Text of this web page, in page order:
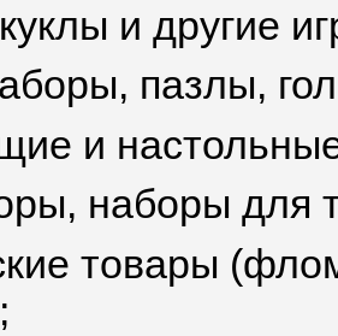
и другие
пазлы,
и
наборы для
товары